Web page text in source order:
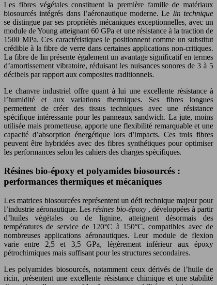
Les fibres végétales constituent la première famille de matériaux
biosourcés intégrés dans l’aéronautique moderne. Le lin technique
se distingue par ses propriétés mécaniques exceptionnelles, avec un
module de Young atteignant 60 GPa et une résistance à la traction de
1500 MPa. Ces caractéristiques le positionnent comme un substitut
crédible à la fibre de verre dans certaines applications non-critiques.
La fibre de lin présente également un avantage significatif en termes
d’amortissement vibratoire, réduisant les nuisances sonores de 3 à 5
décibels par rapport aux composites traditionnels.
Le chanvre industriel offre quant à lui une excellente résistance à
l’humidité et aux variations thermiques. Ses fibres longues
permettent de créer des tissus techniques avec une résistance
spécifique intéressante pour les panneaux sandwich. La jute, moins
utilisée mais prometteuse, apporte une flexibilité remarquable et une
capacité d’absorption énergétique lors d’impacts. Ces trois fibres
peuvent être hybridées avec des fibres synthétiques pour optimiser
les performances selon les cahiers des charges spécifiques.
Résines bio-époxy et polyamides biosourcés :
performances thermiques et mécaniques
Les matrices biosourcées représentent un défi technique majeur pour
l’industrie aéronautique. Les résines bio-époxy , développées à partir
d’huiles végétales ou de lignine, atteignent désormais des
températures de service de 120°C à 150°C, compatibles avec de
nombreuses applications aéronautiques. Leur module de flexion
varie entre 2,5 et 3,5 GPa, légèrement inférieur aux époxy
pétrochimiques mais suffisant pour les structures secondaires.
Les polyamides biosourcés, notamment ceux dérivés de l’huile de
ricin, présentent une excellente résistance chimique et une stabilité